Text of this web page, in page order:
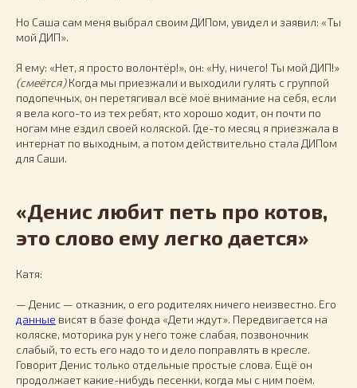
Но Саша сам меня выбрал своим ДИПом, увидел и заявил: «Ты
мой ДИП».
Я ему: «Нет, я просто волонтёр!», он: «Ну, ничего! Ты мой ДИП!»
(смеётся)Когда мы приезжали и выходили гулять с группой
подопечных, он перетягивал всё моё внимание на себя, если
я вела кого-то из тех ребят, кто хорошо ходит, он почти по
ногам мне ездил своей коляской. Где-то месяц я приезжала в
интернат по выходным, а потом действительно стала ДИПом
для Саши.
«Денис любит петь про котов,
это слово ему легко дается»
Катя:
— Денис — отказник, о его родителях ничего неизвестно. Его
данные висят в базе фонда «Дети ждут». Передвигается на
коляске, моторика рук у него тоже слабая, позвоночник
слабый, то есть его надо то и дело поправлять в кресле.
Говорит Денис только отдельные простые слова. Ещё он
продолжает какие-нибудь песенки, когда мы с ним поём.